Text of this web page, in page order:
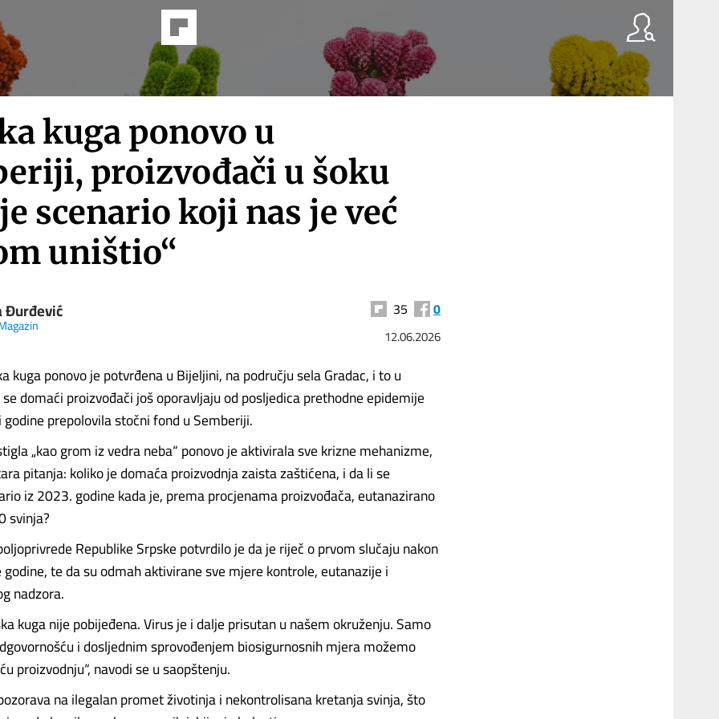
kuga ponovo u
proizvođači u šoku
scenario koji nas je već
uništio“
Đurđević 35 0
12.06.2026
kuga ponovo je potvrđena u Bijeljini, na području sela Gradac, i to u
domaći proizvođači još oporavljaju od posljedica prethodne epidemije
prepolovila stočni fond u Semberiji.
„kao grom iz vedra neba“ ponovo je aktivirala sve krizne mehanizme,
pitanja: koliko je domaća proizvodnja zaista zaštićena, i da li se
iz 2023. godine kada je, prema procjenama proizvođača, eutanazirano
svinja?
Republike Srpske potvrdilo je da je riječ o prvom slučaju nakon
te da su odmah aktivirane sve mjere kontrole, eutanazije i
nadzora.
kuga nije pobijeđena. Virus je i dalje prisutan u našem okruženju. Samo
i dosljednim sprovođenjem biosigurnosnih mjera možemo
proizvodnju“, navodi se u saopštenju.
na ilegalan promet životinja i nekontrolisana kretanja svinja, što